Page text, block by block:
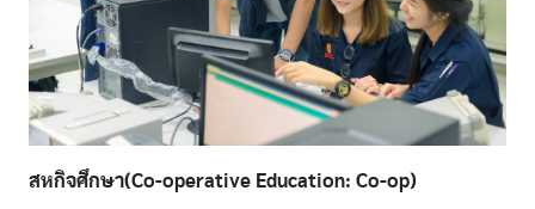
สหกิจศึกษา(Co-operative Education: Co-op)